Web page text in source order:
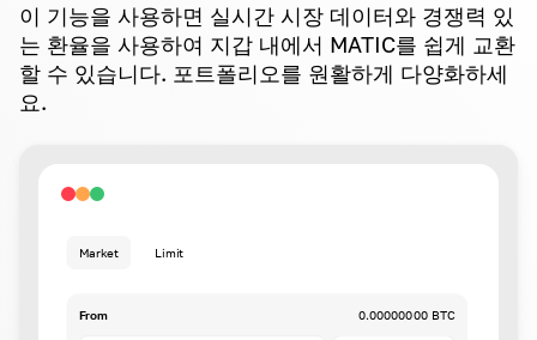
이 기능을 사용하면 실시간 시장 데이터와 경쟁력 있
는 환율을 사용하여 지갑 내에서 MATIC를 쉽게 교환
할 수 있습니다. 포트폴리오를 원활하게 다양화하세
요.
Market Limit
From 0.00000000 BTC